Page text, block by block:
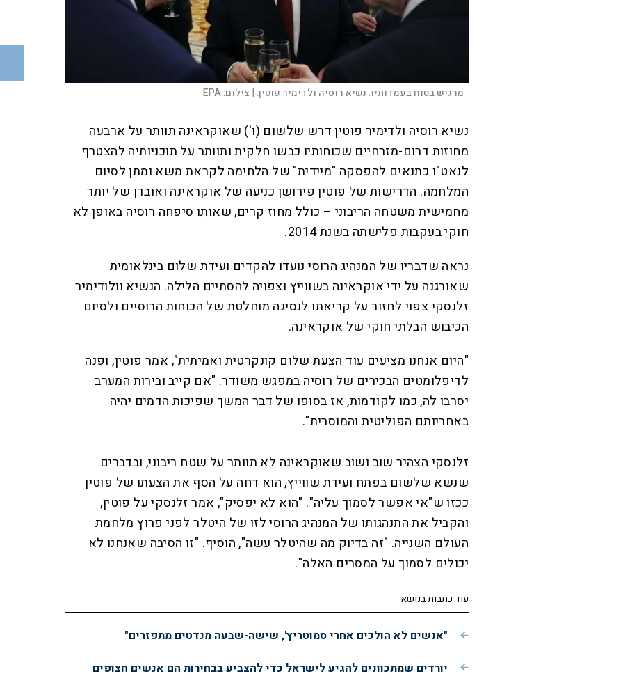
מרגיש בטוח בעמדותיו. נשיא רוסיה ולדימיר פוטין. | צילום:EPA
נשיא רוסיה ולדימיר פוטין דרש שלשום (ו') שאוקראינה תוותר על ארבעה
מחוזות דרום-מזרחיים שכוחותיו כבשו חלקית ותוותר על תוכניותיה להצטרף
לנאט"ו כתנאים להפסקה "מיידית" של הלחימה לקראת משא ומתן לסיום
המלחמה. הדרישות של פוטין פירושן כניעה של אוקראינה ואובדן של יותר
מחמישית משטחה הריבוני – כולל מחוז קרים, שאותו סיפחה רוסיה באופן לא
חוקי בעקבות פלישתה בשנת 2014.
נראה שדבריו של המנהיג הרוסי נועדו להקדים ועידת שלום בינלאומית
שאורגנה על ידי אוקראינה בשווייץ וצפויה להסתיים הלילה. הנשיא וולודימיר
זלנסקי צפוי לחזור על קריאתו לנסיגה מוחלטת של הכוחות הרוסיים ולסיום
הכיבוש הבלתי חוקי של אוקראינה.
"היום אנחנו מציעים עוד הצעת שלום קונקרטית ואמיתית", אמר פוטין, ופנה
לדיפלומטים הבכירים של רוסיה במפגש משודר. "אם קייב ובירות המערב
יסרבו לה, כמו לקודמות, אז בסופו של דבר המשך שפיכות הדמים יהיה
באחריותם הפוליטית והמוסרית".
זלנסקי הצהיר שוב ושוב שאוקראינה לא תוותר על שטח ריבוני, ובדברים
שנשא שלשום בפתח ועידת שווייץ, הוא דחה על הסף את הצעתו של פוטין
ככזו ש"אי אפשר לסמוך עליה". "הוא לא יפסיק", אמר זלנסקי על פוטין,
והקביל את התנהגותו של המנהיג הרוסי לזו של היטלר לפני פרוץ מלחמת
העולם השנייה. "זה בדיוק מה שהיטלר עשה", הוסיף. "זו הסיבה שאנחנו לא
יכולים לסמוך על המסרים האלה".
עוד כתבות בנושא
"אנשים לא הולכים אחרי סמוטריץ', שישה-שבעה מנדטים מתפזרים"
יורדים שמתכוונים להגיע לישראל כדי להצביע בבחירות הם אנשים חצופים